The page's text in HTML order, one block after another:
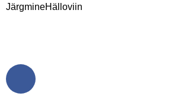
JärgmineHälloviin